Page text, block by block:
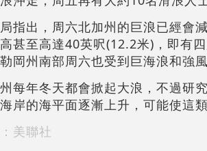
指出，周六北加州的巨浪已經會
甚至高達40英呎(12.2米)，即有
岡州南部周六也受到巨海浪和強
每年冬天都會掀起大浪，不過研
岸的海平面逐漸上升，可能使這
美聯社